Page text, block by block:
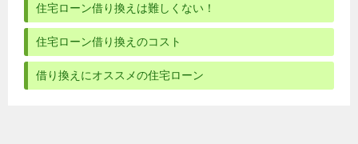
住宅ローン借り換えは難しくない！
住宅ローン借り換えのコスト
借り換えにオススメの住宅ローン